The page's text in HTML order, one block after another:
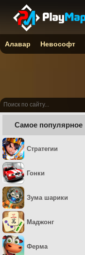
Самое популярное
Стратегии
Гонки
Зума шарики
Маджонг
Ферма
Алавар Невософт